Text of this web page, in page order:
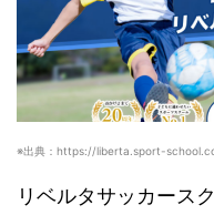
※出典：https://liberta.sport-
リベルタサッカース